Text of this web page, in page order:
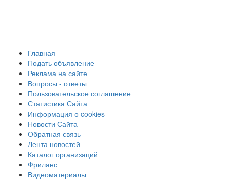
Главная
Подать объявление
Реклама на сайте
Вопросы - ответы
Пользовательское соглашение
Статистика Сайта
Информация о cookies
Новости Сайта
Обратная связь
Лента новостей
Каталог организаций
Фриланс
Видеоматериалы